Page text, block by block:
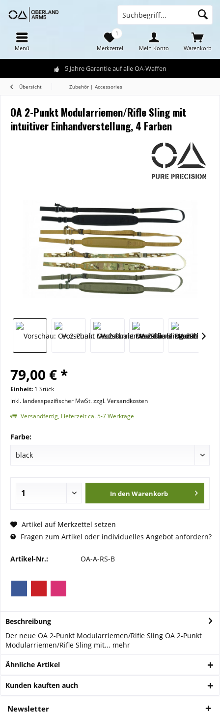
5 Jahre Garantie auf alle OA-Waffen
Menü Warenkorb
1
Merkzettel
Mein Konto
Übersicht Zubehör | Accessories
OA 2-Punkt Modularriemen/Rifle Sling mit
intuitiver Einhandverstellung, 4 Farben
79,00 € *
Einheit: 1 Stück
inkl. landesspezifischer MwSt. zzgl. Versandkosten
Versandfertig, Lieferzeit ca. 5-7 Werktage
Farbe:
In den Warenkorb
Artikel auf Merkzettel setzen
Fragen zum Artikel oder individuelles Angebot anfordern?
Artikel-Nr.: OA-A-RS-B
Beschreibung
Der neue OA 2-Punkt Modularriemen/Rifle Sling OA 2-Punkt
Modularriemen/Rifle Sling mit... mehr
Ähnliche Artikel
Kunden kauften auch
Newsletter